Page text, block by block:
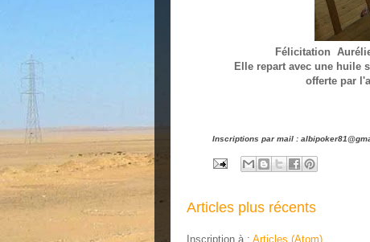
Félicitation
Elle repart avec une huile
offerte par
Inscriptions par mail :
Articles plus récents
Inscription à : Articles (Atom)